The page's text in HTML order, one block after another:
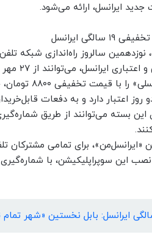
ایرانسل، ارائه می‌شود.
فرارسیدن ۲۹ مهرماه، نوزدهمین سالروز
تخفیفی ۸۸۰۰ تومان، خریداری کنند.
روز اعتبار دارد و به دفعات
«ایرانسل‌من»، برای تمامی مشترکان